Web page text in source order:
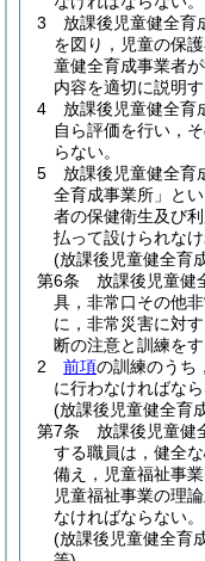
3
放課後児童健全育
を図り，児童の保
童健全育成事業者
内容を適切に説明
4
放課後児童健全育
自ら評価を行い，
らない。
5
放課後児童健全育
全育成事業所」と
者の保健衛生及び
払って設けられなけ
(放課後児童健全育
第6条
放課後児童健
具，非常口その他
に，非常災害に対
断の注意と訓練を
2
前項の訓練のうち
に行わなければなら
(放課後児童健全育
第7条
放課後児童健
する職員は，健全
備え，児童福祉事
児童福祉事業の理
なければならない。
(放課後児童健全育